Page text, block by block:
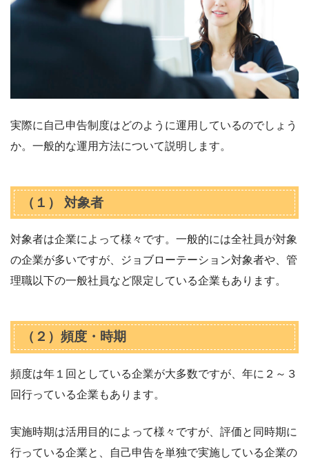
実際に自己申告制度はどのように運用しているのでしょう
か。一般的な運用方法について説明します。
（１） 対象者
対象者は企業によって様々です。一般的には全社員が対象
の企業が多いですが、ジョブローテーション対象者や、管
理職以下の一般社員など限定している企業もあります。
（２）頻度・時期
頻度は年１回としている企業が大多数ですが、年に２～３
回行っている企業もあります。
実施時期は活用目的によって様々ですが、評価と同時期に
行っている企業と、自己申告を単独で実施している企業の